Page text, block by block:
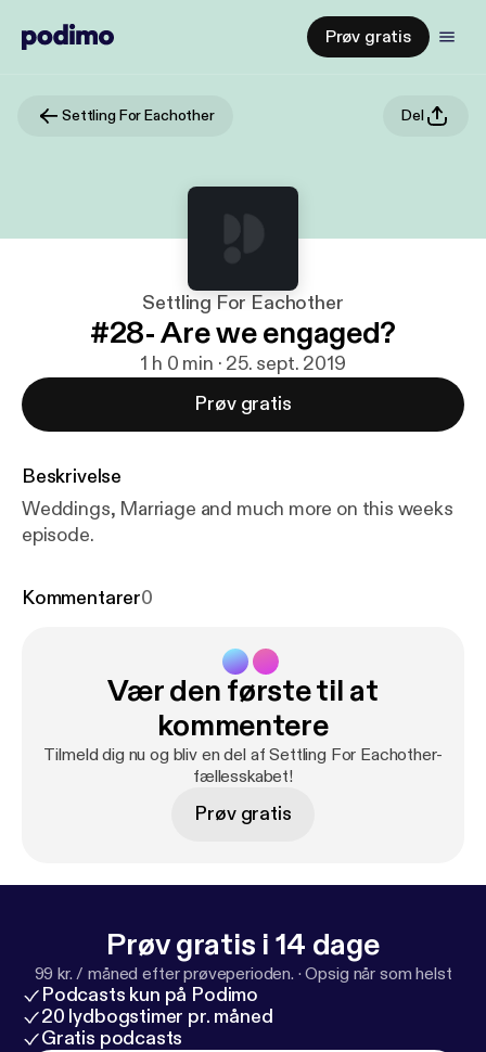
Prøv gratis
Settling For Eachother Del
Settling For Eachother
#28- Are we engaged?
1 h 0 min · 25. sept. 2019
Prøv gratis
Beskrivelse
Weddings, Marriage and much more on this weeks
episode.
Kommentarer0
Vær den første til at
kommentere
Tilmeld dig nu og bliv en del af Settling For Eachother-
fællesskabet!
Prøv gratis
Prøv gratis i 14 dage
99 kr. / måned efter prøveperioden. ·Opsig når som helst
Podcasts kun på Podimo
20 lydbogstimer pr. måned
Gratis podcasts